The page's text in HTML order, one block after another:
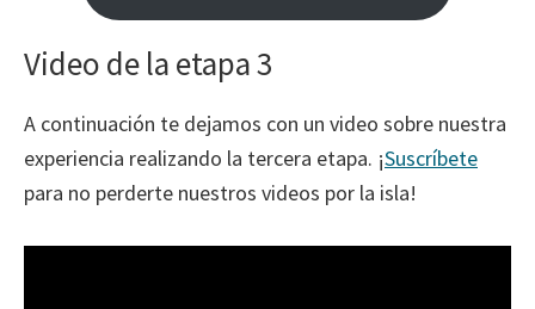
Video de la etapa 3
A continuación te dejamos con un video sobre nuestra
experiencia realizando la tercera etapa. ¡Suscríbete
para no perderte nuestros videos por la isla!